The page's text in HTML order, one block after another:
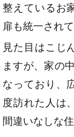
整えているお
扉も統一され
見た目はこじ
ますが、家の
なっており、
度訪れた人は
間違いなしな住